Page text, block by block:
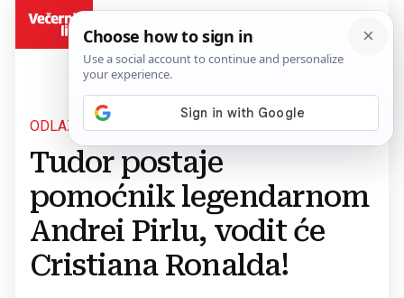
ODLAZI U JUVE
Tudor postaje
pomoćnik legendarnom
Andrei Pirlu, vodit će
Cristiana Ronalda!